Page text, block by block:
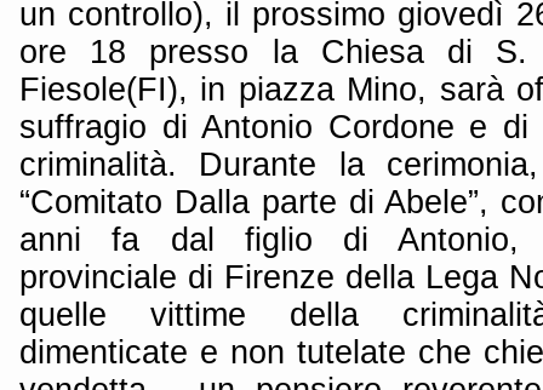
un controllo), il prossimo giovedì
ore 18 presso la Chiesa di S.
Fiesole(FI), in piazza Mino, sarà
suffragio di Antonio Cordone e
criminalità. Durante la
“Comitato Dalla parte di Abele”,
anni fa dal figlio di Antonio,
provinciale di Firenze della Lega
quelle vittime della
dimenticate e non tutelate che